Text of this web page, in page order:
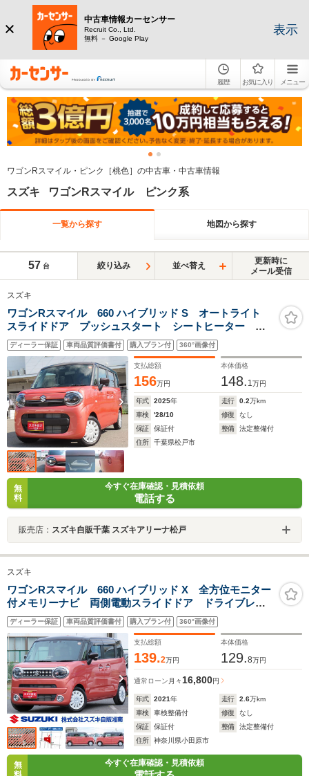
中古車情報カーセンサー
Recruit Co., Ltd.
無料 － Google Play
表示
履歴 お気に入り メニュー
ワゴンRスマイル・ピンク［桃色］の中古車・中古車情報
スズキ ワゴンRスマイル ピンク系
一覧から探す 地図から探す
57 台 絞り込み 並べ替え
更新時に
メール受信
スズキ
ワゴンRスマイル 660 ハイブリッド S オートライト
スライドドア プッシュスタート シートヒーター オ
ートエアコン 禁煙車 スズキセーフティーサポート
ワンオーナー 衝突被害軽減システム アイドリングス
トップ 横滑り防止機能 衝突安全ボデ
ディーラー保証 車両品質評価書付 購入プラン付 360°画像付
支払総額
156万円
本体価格
148. 1万円
年式 2025年 走行 0.2万km
車検
'28/10 修復
なし
保証
保証付 整備
法定整備付
住所
千葉県松戸市
無
料
今すぐ在庫確認・見積依頼
電話する
販売店： スズキ自販千葉 スズキアリーナ松戸
スズキ
ワゴンRスマイル 660 ハイブリッド X 全方位モニター
付メモリーナビ 両側電動スライドドア ドライブレコ
ーダー ETC LEDヘッドランプ キーレスプッシュス
タート オーディオスイッチ パーソナルテーブル マ
イルドハイブリッド
ディーラー保証 車両品質評価書付 購入プラン付 360°画像付
支払総額
139.2万円
本体価格
129.8万円
通常ローン 月々16,800円
年式 2021年 走行 2.6万km
車検
車検整備付 修復
なし
保証
保証付 整備
法定整備付
住所
神奈川県小田原市
無
今すぐ在庫確認・見積依頼